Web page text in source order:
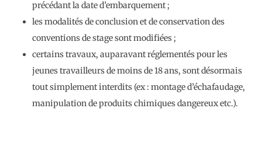
précédant la date d’embarquement ;
les modalités de conclusion et de conservation des
conventions de stage sont modifiées ;
certains travaux, auparavant réglementés pour les
jeunes travailleurs de moins de 18 ans, sont désormais
tout simplement interdits (ex : montage d’échafaudage,
manipulation de produits chimiques dangereux etc.).